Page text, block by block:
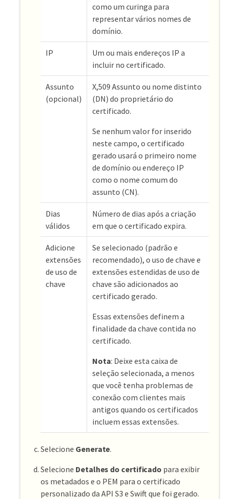
como um curinga para
representar vários nomes de
domínio.
IP
Um ou mais endereços IP a
incluir no certificado.
Assunto
(opcional)
X,509 Assunto ou nome distinto
(DN) do proprietário do
certificado.
Se nenhum valor for inserido
neste campo, o certificado
gerado usará o primeiro nome
de domínio ou endereço IP
como o nome comum do
assunto (CN).
Dias
válidos
Número de dias após a criação
em que o certificado expira.
Adicione
extensões
de uso de
chave
Se selecionado (padrão e
recomendado), o uso de chave e
extensões estendidas de uso de
chave são adicionados ao
certificado gerado.
Essas extensões definem a
finalidade da chave contida no
certificado.
Nota: Deixe esta caixa de
seleção selecionada, a menos
que você tenha problemas de
conexão com clientes mais
antigos quando os certificados
incluem essas extensões.
Selecione Generate.
Selecione Detalhes do certificado para exibir
os metadados e o PEM para o certificado
personalizado da API S3 e Swift que foi gerado.